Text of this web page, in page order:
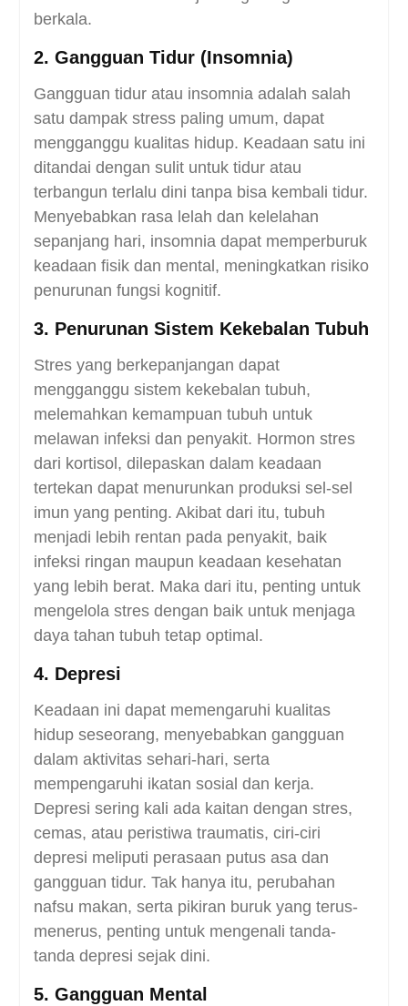
berkala.
2. Gangguan Tidur (Insomnia)
Gangguan tidur atau insomnia adalah salah
satu dampak stress paling umum, dapat
mengganggu kualitas hidup. Keadaan satu ini
ditandai dengan sulit untuk tidur atau
terbangun terlalu dini tanpa bisa kembali tidur.
Menyebabkan rasa lelah dan kelelahan
sepanjang hari, insomnia dapat memperburuk
keadaan fisik dan mental, meningkatkan risiko
penurunan fungsi kognitif.
3. Penurunan Sistem Kekebalan Tubuh
Stres yang berkepanjangan dapat
mengganggu sistem kekebalan tubuh,
melemahkan kemampuan tubuh untuk
melawan infeksi dan penyakit. Hormon stres
dari kortisol, dilepaskan dalam keadaan
tertekan dapat menurunkan produksi sel-sel
imun yang penting. Akibat dari itu, tubuh
menjadi lebih rentan pada penyakit, baik
infeksi ringan maupun keadaan kesehatan
yang lebih berat. Maka dari itu, penting untuk
mengelola stres dengan baik untuk menjaga
daya tahan tubuh tetap optimal.
4. Depresi
Keadaan ini dapat memengaruhi kualitas
hidup seseorang, menyebabkan gangguan
dalam aktivitas sehari-hari, serta
mempengaruhi ikatan sosial dan kerja.
Depresi sering kali ada kaitan dengan stres,
cemas, atau peristiwa traumatis, ciri-ciri
depresi meliputi perasaan putus asa dan
gangguan tidur. Tak hanya itu, perubahan
nafsu makan, serta pikiran buruk yang terus-
menerus, penting untuk mengenali tanda-
tanda depresi sejak dini.
5. Gangguan Mental